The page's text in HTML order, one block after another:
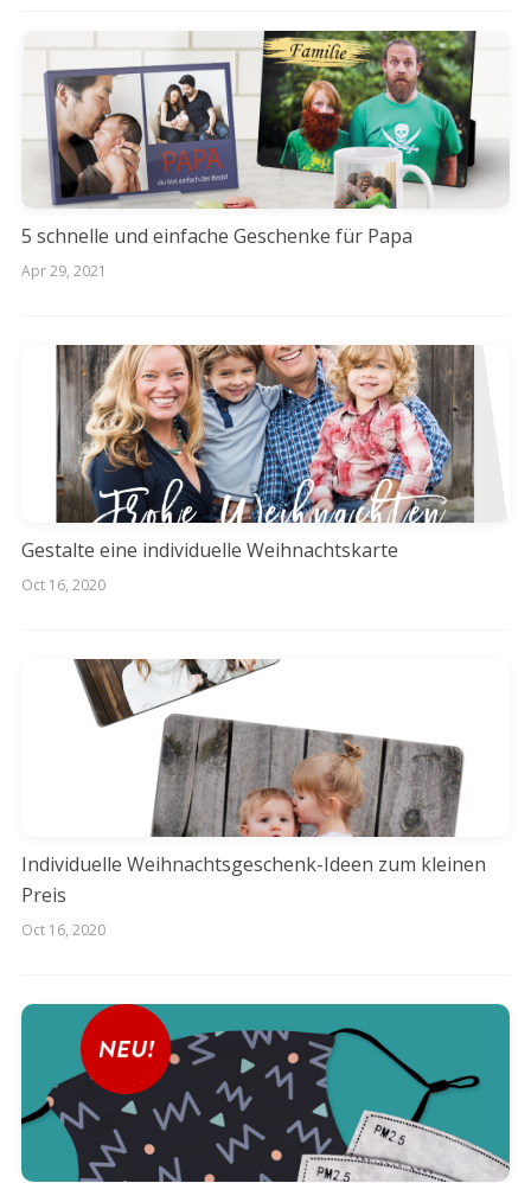
5 schnelle und einfache Geschenke für Papa
Apr 29, 2021
Gestalte eine individuelle Weihnachtskarte
Oct 16, 2020
Individuelle Weihnachtsgeschenk-Ideen zum kleinen
Preis
Oct 16, 2020